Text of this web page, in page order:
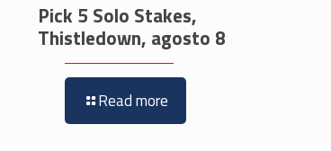
Pick 5 Solo Stakes,
Thistledown, agosto 8
Read more